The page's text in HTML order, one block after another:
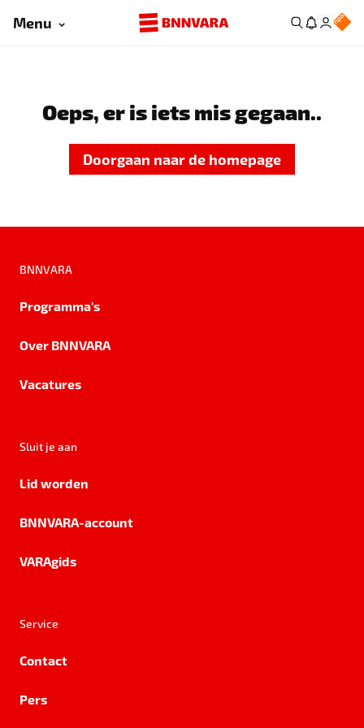
Menu
Oeps, er is iets mis gegaan..
Doorgaan naar de homepage
BNNVARA
Programma's
Over BNNVARA
Vacatures
Sluit je aan
Lid worden
BNNVARA-account
VARAgids
Service
Contact
Pers